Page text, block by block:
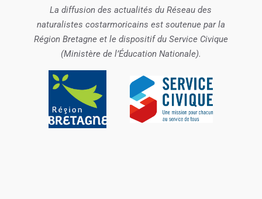
La diffusion des actualités du Réseau des
naturalistes costarmoricains est soutenue par la
Région Bretagne et le dispositif du Service Civique
(Ministère de l’Éducation Nationale).